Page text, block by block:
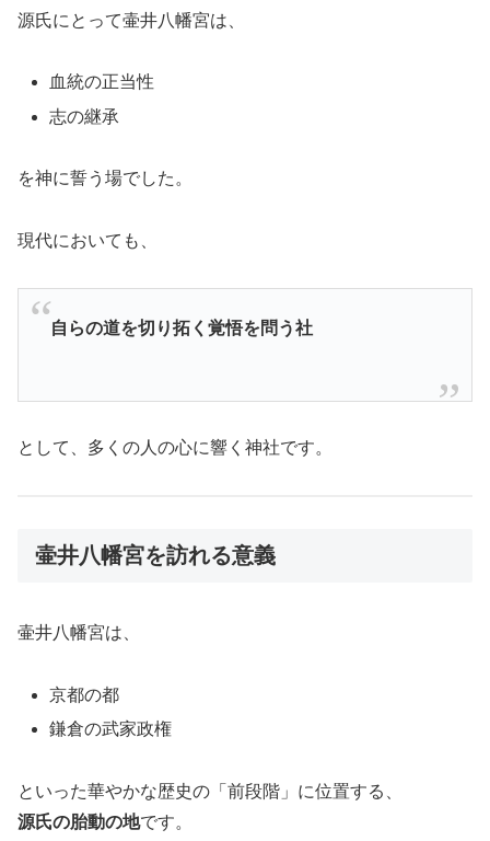
源氏にとって壷井八幡宮は、
血統の正当性
志の継承
を神に誓う場でした。
現代においても、
自らの道を切り拓く覚悟を問う社
として、多くの人の心に響く神社です。
壷井八幡宮を訪れる意義
壷井八幡宮は、
京都の都
鎌倉の武家政権
といった華やかな歴史の「前段階」に位置する、
源氏の胎動の地です。